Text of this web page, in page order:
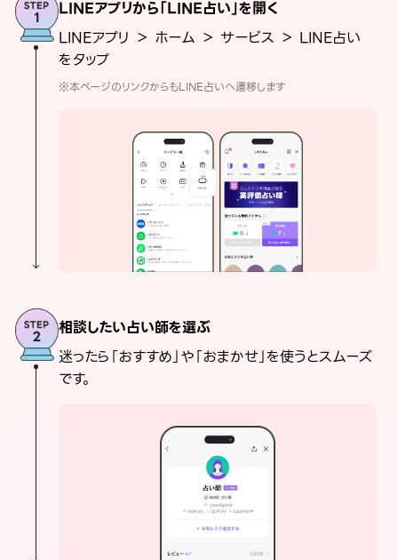
LINEアプリから「LINE占い」を開く
LINEアプリ ＞ ホーム ＞ サービス ＞ LINE占い
をタップ
※本ページのリンクからもLINE占いへ遷移します
相談したい占い師を選ぶ
迷ったら「おすすめ」や「おまかせ」を使うとスムーズ
です。